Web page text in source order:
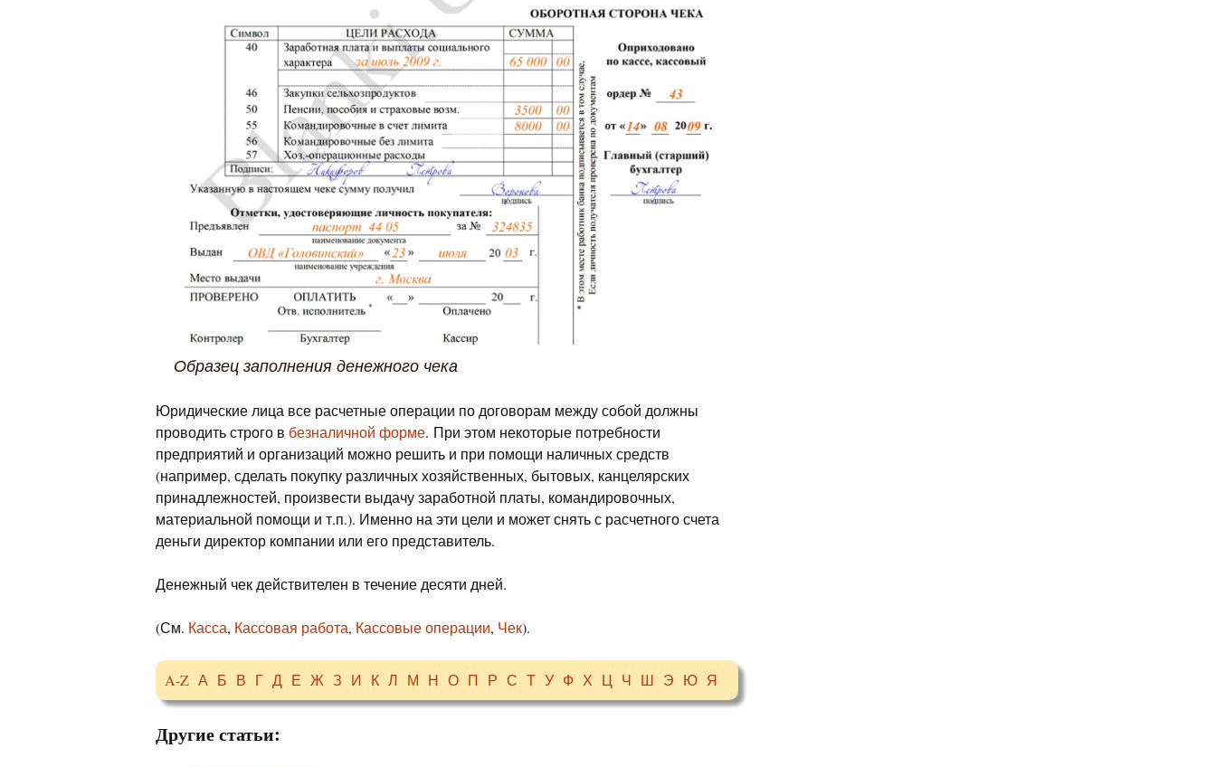
Образец заполнения денежного чека
Юридические лица все расчетные операции по договорам между собой должны
проводить строго в безналичной форме. При этом некоторые потребности
предприятий и организаций можно решить и при помощи наличных средств
(например, сделать покупку различных хозяйственных, бытовых, канцелярских
принадлежностей, произвести выдачу заработной платы, командировочных,
материальной помощи и т.п.). Именно на эти цели и может снять с расчетного счета
деньги директор компании или его представитель.
Денежный чек действителен в течение десяти дней.
(См. Касса, Кассовая работа, Кассовые операции, Чек).
A-Z А Б В Г Д Е Ж З И К Л М Н О П Р С Т У Ф Х Ц Ч Ш Э Ю Я
Другие статьи: